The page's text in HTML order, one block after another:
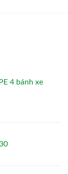
4 bánh xe